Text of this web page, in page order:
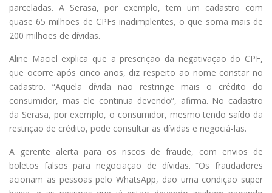
parceladas. A Serasa, por exemplo, tem um cadastro com
quase 65 milhões de CPFs inadimplentes, o que soma mais de
200 milhões de dívidas.
Aline Maciel explica que a prescrição da negativação do CPF,
que ocorre após cinco anos, diz respeito ao nome constar no
cadastro. “Aquela dívida não restringe mais o crédito do
consumidor, mas ele continua devendo”, afirma. No cadastro
da Serasa, por exemplo, o consumidor, mesmo tendo saído da
restrição de crédito, pode consultar as dívidas e negociá-las.
A gerente alerta para os riscos de fraude, com envios de
boletos falsos para negociação de dívidas. “Os fraudadores
acionam as pessoas pelo WhatsApp, dão uma condição super